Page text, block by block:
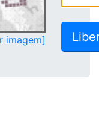
imagem]